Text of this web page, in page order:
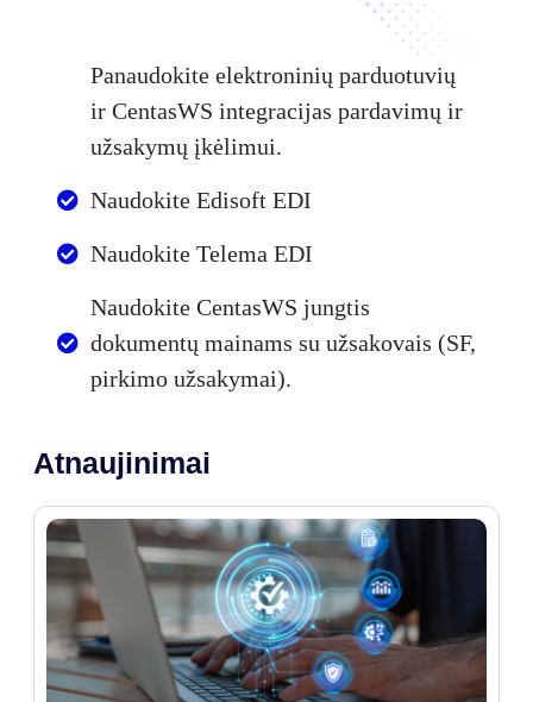
Panaudokite elektroninių parduotuvių
ir CentasWS integracijas pardavimų ir
užsakymų įkėlimui.
Naudokite Edisoft EDI
Naudokite Telema EDI
Naudokite CentasWS jungtis
dokumentų mainams su užsakovais (SF,
pirkimo užsakymai).
Atnaujinimai